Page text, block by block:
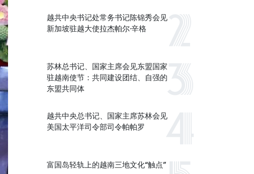
越共中央书记处常务书记陈锦秀会见
新加坡驻越大使拉杰帕尔·辛格
苏林总书记、国家主席会见东盟国家
驻越南使节：共同建设团结、自强的
东盟共同体
越共中央总书记、国家主席苏林会见
美国太平洋司令部司令帕帕罗
富国岛轻轨上的越南三地文化“触点”